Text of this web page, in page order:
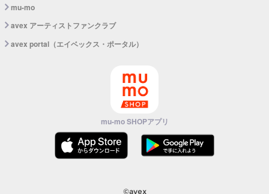
mu-mo
avex アーティストファンクラブ
avex portal（エイベックス・ポータル）
mu-mo SHOPアプリ
©avex